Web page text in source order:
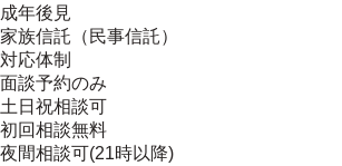
成年後見
家族信託（民事信託）
対応体制
面談予約のみ
土日祝相談可
初回相談無料
夜間相談可(21時以降)